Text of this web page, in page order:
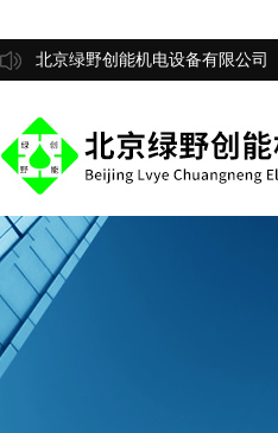
北京绿野创能机电设备有限公司